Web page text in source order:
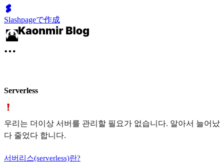
Slashpageで作成
Serverless
우리는 더이상 서버를 관리할 필요가 없습니다. 알아서 늘어났
다 줄었다 합니다.
서버리스(serverless)란?